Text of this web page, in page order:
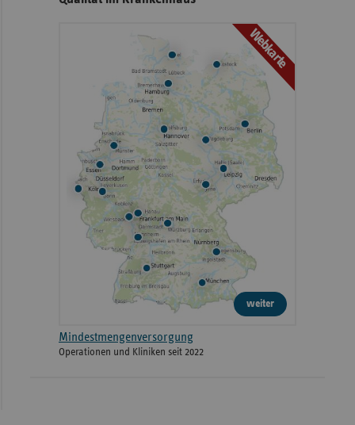
Webkarte
weiter
Mindestmengenversorgung
Operationen und Kliniken seit 2022